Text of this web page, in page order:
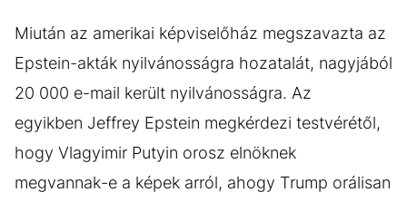
Miután az amerikai képviselőház megszavazta az
Epstein-akták nyilvánosságra hozatalát, nagyjából
20 000 e-mail került nyilvánosságra. Az
egyikben Jeffrey Epstein megkérdezi testvérétől,
hogy Vlagyimir Putyin orosz elnöknek
megvannak-e a képek arról, ahogy Trump orálisan